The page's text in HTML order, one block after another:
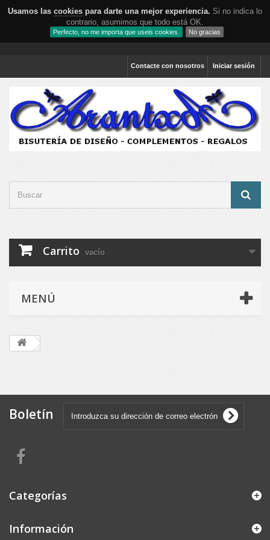
Usamos las cookies para darte una mejor experiencia. Si no indica lo
contrario, asumimos que todo está OK.
Perfecto, no me importa que useis cookies. No gracias
Iniciar sesión
Contacte con nosotros
Carrito vacío
MENÚ
Boletín
Categorías
Información